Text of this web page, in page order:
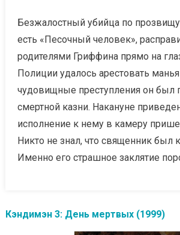
Безжалостный убийца по
есть «Песочный человек»,
родителями Гриффина прямо на
Полиции удалось арестовать
чудовищные преступления он был
смертной казни. Накануне
исполнение к нему в камеру
Никто не знал, что священник был
Именно его страшное заклятие
Кэндимэн 3: День мертвых (1999)